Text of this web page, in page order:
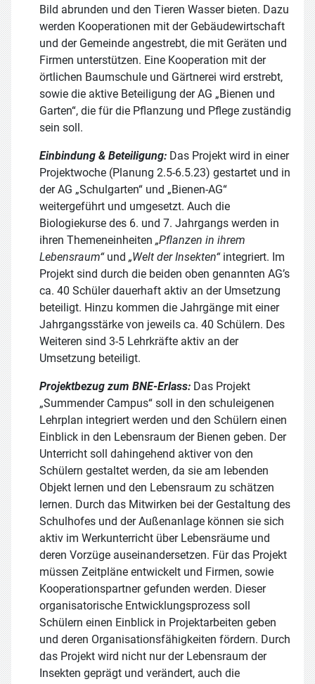
Bild abrunden und den Tieren Wasser bieten. Dazu
werden Kooperationen mit der Gebäudewirtschaft
und der Gemeinde angestrebt, die mit Geräten und
Firmen unterstützen. Eine Kooperation mit der
örtlichen Baumschule und Gärtnerei wird erstrebt,
sowie die aktive Beteiligung der AG „Bienen und
Garten“, die für die Pflanzung und Pflege zuständig
sein soll.
Einbindung & Beteiligung: Das Projekt wird in einer
Projektwoche (Planung 2.5-6.5.23) gestartet und in
der AG „Schulgarten“ und „Bienen-AG“
weitergeführt und umgesetzt. Auch die
Biologiekurse des 6. und 7. Jahrgangs werden in
ihren Themeneinheiten „Pflanzen in ihrem
Lebensraum“und „Welt der Insekten“integriert. Im
Projekt sind durch die beiden oben genannten AG’s
ca. 40 Schüler dauerhaft aktiv an der Umsetzung
beteiligt. Hinzu kommen die Jahrgänge mit einer
Jahrgangsstärke von jeweils ca. 40 Schülern. Des
Weiteren sind 3-5 Lehrkräfte aktiv an der
Umsetzung beteiligt.
Projektbezug zum BNE-Erlass: Das Projekt
„Summender Campus“ soll in den schuleigenen
Lehrplan integriert werden und den Schülern einen
Einblick in den Lebensraum der Bienen geben. Der
Unterricht soll dahingehend aktiver von den
Schülern gestaltet werden, da sie am lebenden
Objekt lernen und den Lebensraum zu schätzen
lernen. Durch das Mitwirken bei der Gestaltung des
Schulhofes und der Außenanlage können sie sich
aktiv im Werkunterricht über Lebensräume und
deren Vorzüge auseinandersetzen. Für das Projekt
müssen Zeitpläne entwickelt und Firmen, sowie
Kooperationspartner gefunden werden. Dieser
organisatorische Entwicklungsprozess soll
Schülern einen Einblick in Projektarbeiten geben
und deren Organisationsfähigkeiten fördern. Durch
das Projekt wird nicht nur der Lebensraum der
Insekten geprägt und verändert, auch die